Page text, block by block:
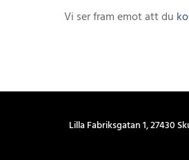
Vi ser fram emot att du
Lilla Fabriksgatan 1, 27430